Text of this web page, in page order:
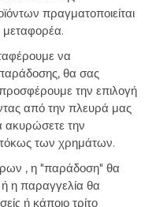
πραγματοποιείται
να
θα σας
την επιλογή
από την πλευρά μας
ακυρώσετε την
των χρημάτων.
, η "παράδοση" θα
ή η παραγγελία θα
ή κάποιο τρίτο